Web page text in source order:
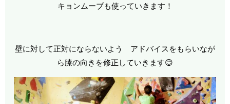
キョンムーブも使っていきます！
壁に対して正対にならないよう アドバイスをもらいなが
ら膝の向きを修正していきます😊